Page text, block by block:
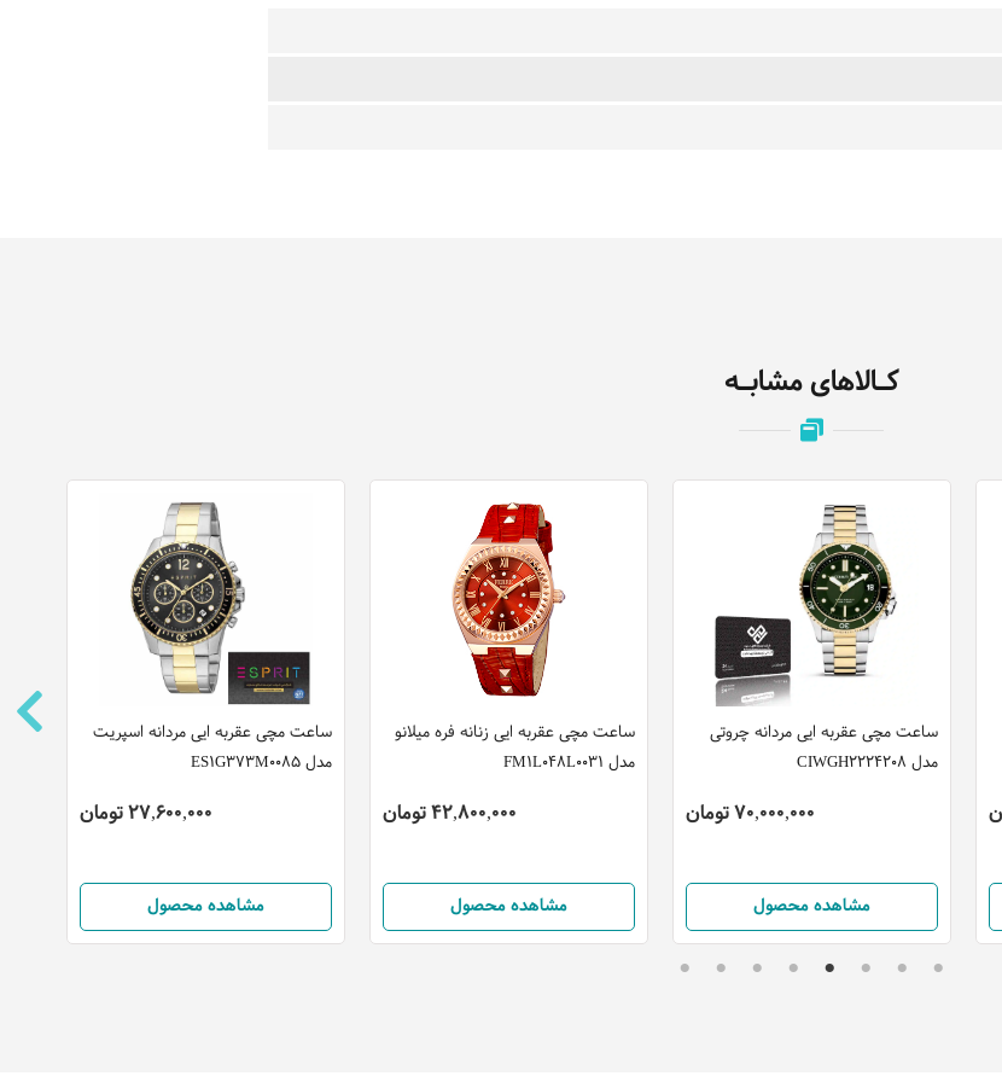
کـالاهای مشابـه
ساعت مچی عقربه ایی مردانه اسپریت
مدل ES1G373M0085
27,600,000 تومان
مشاهده محصول
ساعت مچی عقربه ایی زنانه فره میلانو
مدل FM1L048L0031
42,800,000 تومان
مشاهده محصول
ساعت مچی عقربه ایی مردانه چروتی
مدل CIWGH2224208
70,000,000 تومان
مشاهده محصول